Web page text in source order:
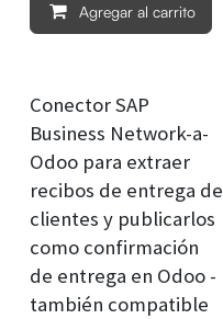
Agregar al carrito
Conector SAP
Business Network-a-
Odoo para extraer
recibos de entrega de
clientes y publicarlos
como confirmación
de entrega en Odoo -
también compatible